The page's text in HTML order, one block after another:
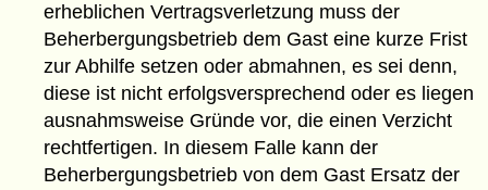
erheblichen Vertragsverletzung muss der
Beherbergungsbetrieb dem Gast eine kurze Frist
zur Abhilfe setzen oder abmahnen, es sei denn,
diese ist nicht erfolgsversprechend oder es liegen
ausnahmsweise Gründe vor, die einen Verzicht
rechtfertigen. In diesem Falle kann der
Beherbergungsbetrieb von dem Gast Ersatz der